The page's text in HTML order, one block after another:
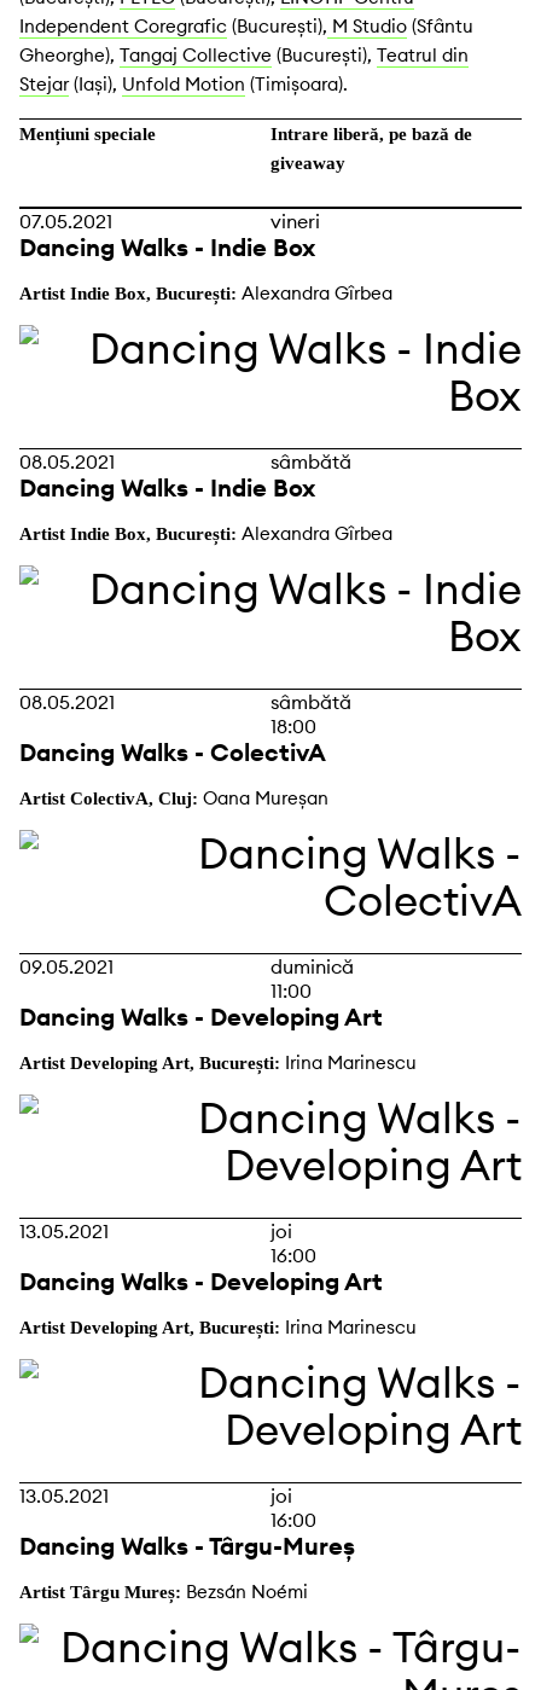
Independent Coregrafic (București), M Studio (Sfântu
Gheorghe), Tangaj Collective (București), Teatrul din
Stejar(Iași), Unfold Motion (Timișoara).
Mențiuni speciale
Intrare liberă, pe bază de
giveaway
07.05.2021 vineri
Dancing Walks - Indie Box
Artist Indie Box, București: Alexandra Gîrbea
08.05.2021 sâmbătă
Dancing Walks - Indie Box
Artist Indie Box, București: Alexandra Gîrbea
08.05.2021
sâmbătă
18:00
Dancing Walks - ColectivA
Artist ColectivA, Cluj: Oana Mureșan
09.05.2021
duminică
11:00
Dancing Walks - Developing Art
Artist Developing Art, București: Irina Marinescu
13.05.2021
joi
16:00
Dancing Walks - Developing Art
Artist Developing Art, București: Irina Marinescu
13.05.2021
joi
16:00
Dancing Walks - Târgu-Mureș
Artist Târgu Mureș: Bezsán Noémi